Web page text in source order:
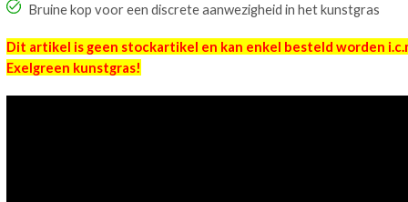
Bruine kop voor een discrete aanwezigheid in het kunstgras
Dit artikel is geen stockartikel en kan enkel besteld worden
Exelgreen kunstgras!